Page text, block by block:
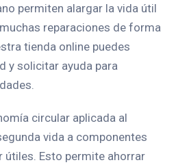
permiten alargar la vida útil
reparaciones de forma
tienda online puedes
y solicitar ayuda para
circular aplicada al
vida a componentes
útiles. Esto permite ahorrar